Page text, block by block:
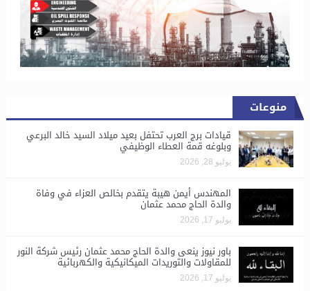
منوعات
قيادات برج العرب تحتفل بعيد ميلاد السيد خالد البرعي
وبلوغه قمة العطاء الوظيفي
يوليو 28, 2026
المهندس أيمن هيبة يتقدم بخالص العزاء في وفاة
والدة الحاج محمد عثمان
يوليو 17, 2026
باور نيوز ينعى والدة الحاج محمد عثمان رئيس شركة النور
للمقاولات والتوريدات الميكانيكية والكهربائية
يوليو 17, 2026